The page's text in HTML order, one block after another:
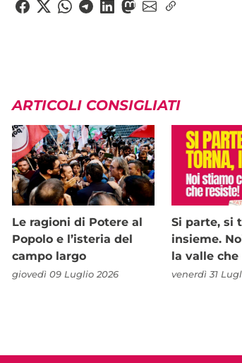
ARTICOLI CONSIGLIATI
Le ragioni di Potere al
Popolo e l’isteria del
campo largo
giovedì 09 Luglio 2026
Si parte, si
insieme.
la valle che
venerdì 31